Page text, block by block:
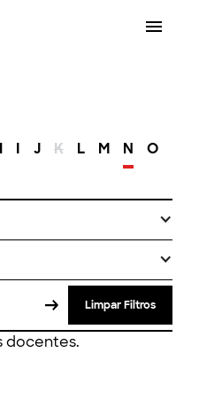
I J K L M N O
Limpar Filtros
docentes.